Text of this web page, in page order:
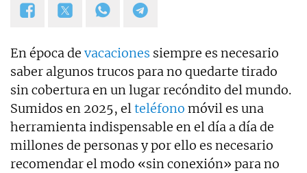
En época de vacaciones siempre es necesario
saber algunos trucos para no quedarte tirado
sin cobertura en un lugar recóndito del mundo.
Sumidos en 2025, elteléfono móvil es una
herramienta indispensable en el día a día de
millones de personas y por ello es necesario
recomendar el modo «sin conexión» para no